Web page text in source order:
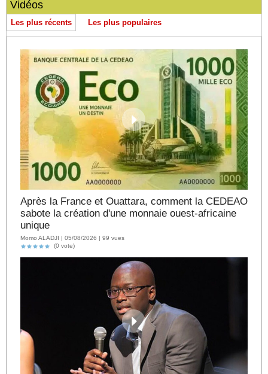
Vidéos
Les plus récents Les plus populaires
Après la France et Ouattara, comment la CEDEAO
sabote la création d'une monnaie ouest-africaine
unique
Momo ALADJI | 05/08/2026 | 99 vues
(0 vote)